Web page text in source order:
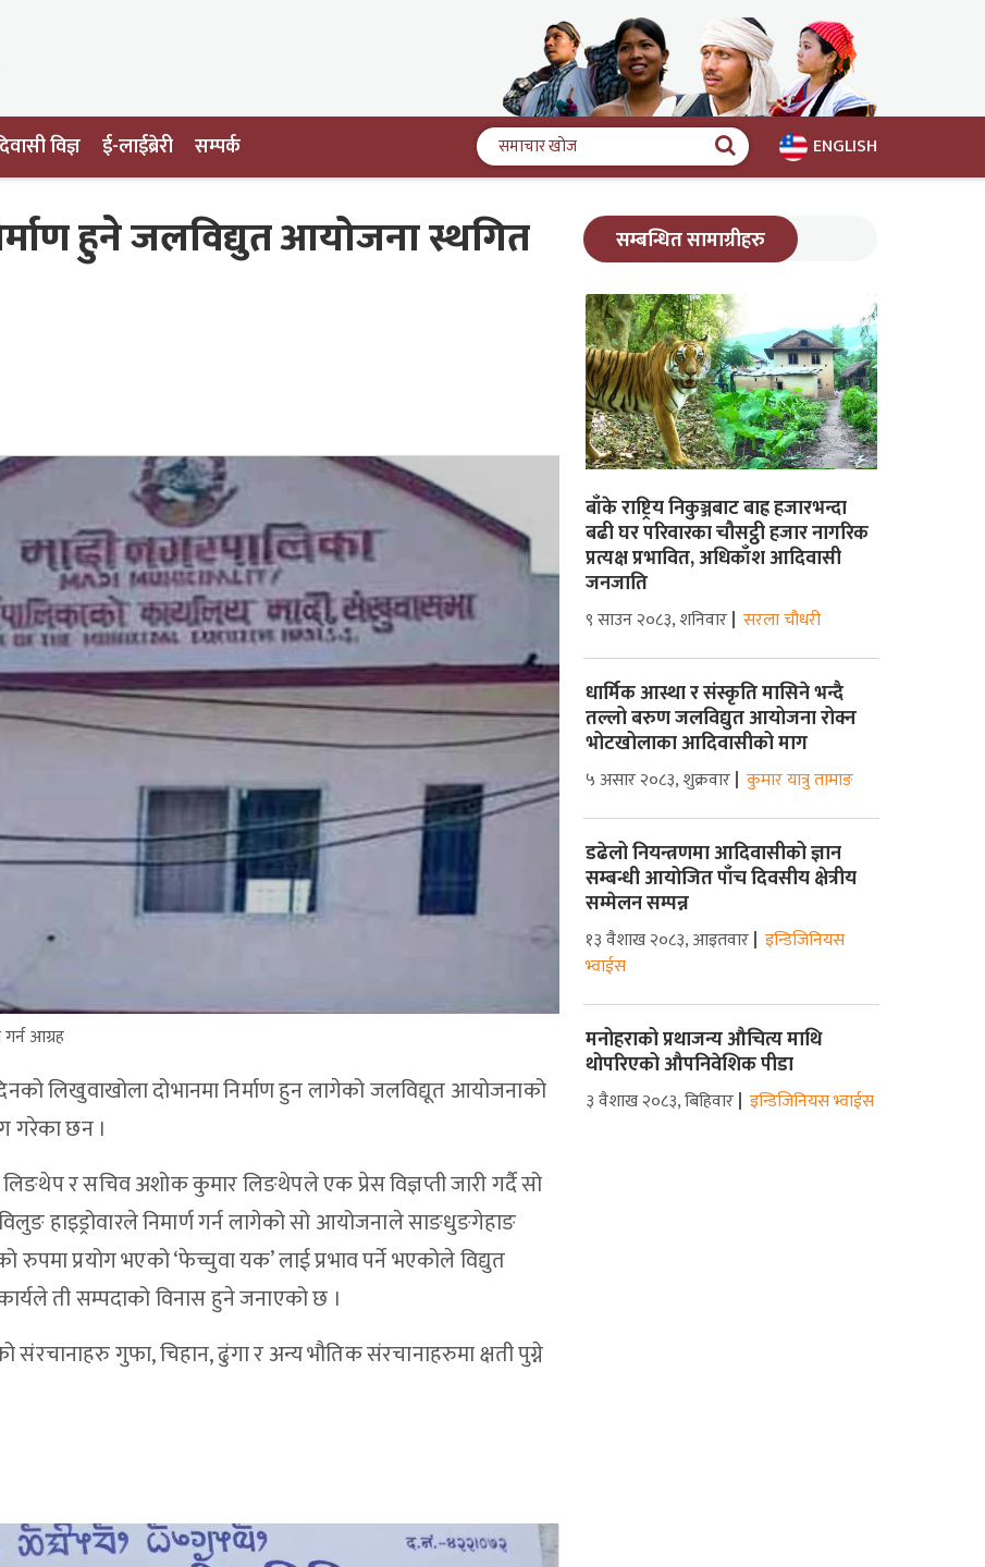
विज्ञ ई-लाईब्रेरी सम्पर्क ENGLISH
समाचार
खोज
हुने जलविद्युत आयोजना स्थगित
आग्रह
लिखुवाखोला दोभानमा निर्माण हुन लागेको जलविद्यूत आयोजनाको
गरेका छन ।
र सचिव अशोक कुमार लिङथेपले एक प्रेस विज्ञप्ती जारी गर्दै सो
हाइड्रोवारले निमार्ण गर्न लागेको सो आयोजनाले साङधुङगेहाङ
प्रयोग भएको ‘फेच्चुवा यक’ लाई प्रभाव पर्ने भएकोले विद्युत
ती सम्पदाको विनास हुने जनाएको छ ।
संरचानाहरु गुफा, चिहान, ढुंगा र अन्य भौतिक संरचानाहरुमा क्षती पुग्ने
सम्बन्धित सामाग्रीहरु
बाँके राष्ट्रिय निकुञ्जबाट बाह्र हजारभन्दा
बढी घर परिवारका चौसट्ठी हजार नागरिक
प्रत्यक्ष प्रभावित, अधिकाँश आदिवासी
जनजाति
९ साउन २०८३, शनिवार सरला चौधरी
धार्मिक आस्था र संस्कृति मासिने भन्दै
तल्लो बरुण जलविद्युत आयोजना रोक्न
भोटखोलाका आदिवासीको माग
५ असार २०८३, शुक्रवार कुमार यात्रु तामाङ
डढेलो नियन्त्रणमा आदिवासीको ज्ञान
सम्बन्धी आयोजित पाँच दिवसीय क्षेत्रीय
सम्मेलन सम्पन्न
१३ वैशाख २०८३, आइतवार इन्डिजिनियस
भ्वाईस
मनोहराको प्रथाजन्य औचित्य माथि
थोपरिएको औपनिवेशिक पीडा
३ वैशाख २०८३, बिहिवार इन्डिजिनियस भ्वाईस